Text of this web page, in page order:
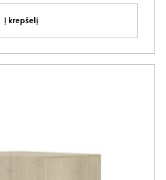
Į krepšelį